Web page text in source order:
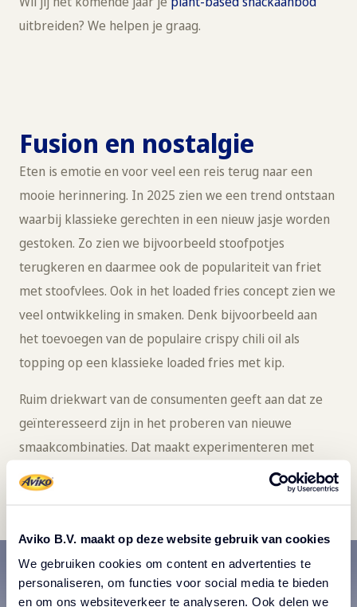
Aviko B.V. maakt op deze website gebruik van cookies
We gebruiken cookies om content en advertenties te
personaliseren, om functies voor social media te bieden
en om ons websiteverkeer te analyseren. Ook delen we
uitbreiden? We helpen je graag.
Fusion en nostalgie
Eten is emotie en voor veel een reis terug naar een
mooie herinnering. In 2025 zien we een trend ontstaan
waarbij klassieke gerechten in een nieuw jasje worden
gestoken. Zo zien we bijvoorbeeld stoofpotjes
terugkeren en daarmee ook de populariteit van friet
met stoofvlees. Ook in het loaded fries concept zien we
veel ontwikkeling in smaken. Denk bijvoorbeeld aan
het toevoegen van de populaire crispy chili oil als
topping op een klassieke loaded fries met kip.
Ruim driekwart van de consumenten geeft aan dat ze
geïnteresseerd zijn in het proberen van nieuwe
smaakcombinaties. Dat maakt experimenteren met
loaded fries
een must-do in het komende jaar.